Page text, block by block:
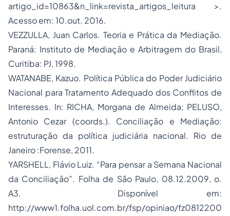
artigo_id=10863&n_link=revista_artigos_leitura >.
Acesso em: 10.out. 2016.
VEZZULLA, Juan Carlos. Teoria e Prática da Mediação.
Paraná: Instituto de Mediação e Arbitragem do Brasil,
Curitiba: PJ, 1998.
WATANABE, Kazuo. Política Pública do Poder Judiciário
Nacional para Tratamento Adequado dos Conflitos de
Interesses. In: RICHA, Morgana de Almeida; PELUSO,
Antonio Cezar (coords.). Conciliação e Mediação:
estruturação da política judiciária nacional. Rio de
Janeiro :Forense, 2011.
YARSHELL, Flávio Luiz. “Para pensar a Semana Nacional
da Conciliação”. Folha de São Paulo, 08.12.2009, o.
A3. Disponível em:
http://www1.folha.uol.com.br/fsp/opiniao/fz0812200